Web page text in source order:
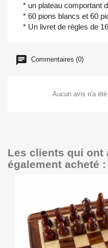
* un plateau comportant
* 60 pions blancs et 60
* Un livret de règles de
Commentaires (0)
Aucun avis n'a
Les clients qui ont
également acheté :